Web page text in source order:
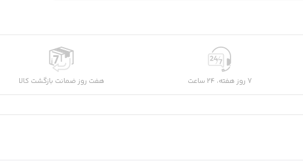
شماره
7 روز هفته، 24 ساعت هفت روز ضمانت بازگشت کالا